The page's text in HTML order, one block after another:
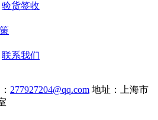
验货签收
联系我们
277927204@qq.com 地址：上海市